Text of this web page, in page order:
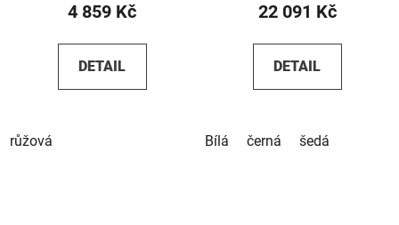
4 859 Kč
DETAIL
růžová
22 091 Kč
DETAIL
Bílá černá šedá